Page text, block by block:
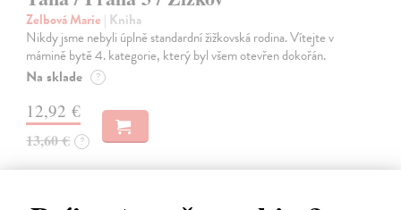
Zelbová Marie | Kniha
Nikdy jsme nebyli úplně standardní žižkovská rodina. Vítejte v
mámině bytě 4. kategorie, který byl všem otevřen dokořán.
Na sklade ?
12,92 €
13,60 € ?
na sklade